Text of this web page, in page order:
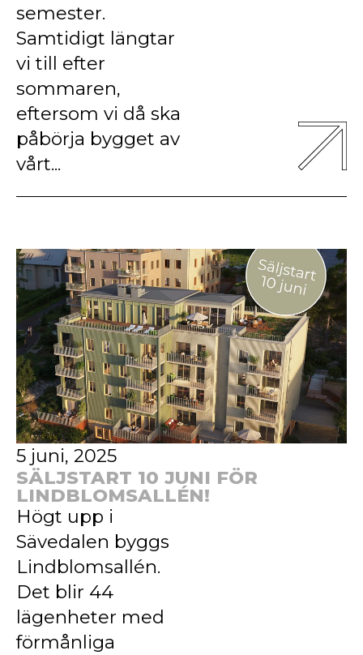
semester.
Samtidigt längtar
vi till efter
sommaren,
eftersom vi då ska
påbörja bygget av
vårt...
5 juni, 2025
SÄLJSTART 10 JUNI FÖR
LINDBLOMSALLÉN!
Högt upp i
Sävedalen byggs
Lindblomsallén.
Det blir 44
lägenheter med
förmånliga